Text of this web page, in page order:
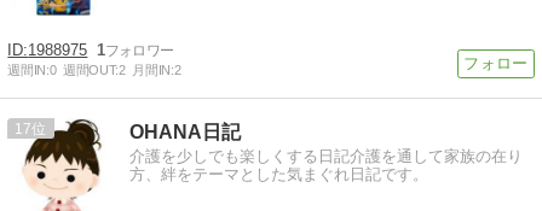
1988975 1
週間IN:0 週間OUT:2 月間IN:2
17 OHANA日記
介護を少しでも楽しくする日記介護を通して家族の在り
方、絆をテーマとした気まぐれ日記です。